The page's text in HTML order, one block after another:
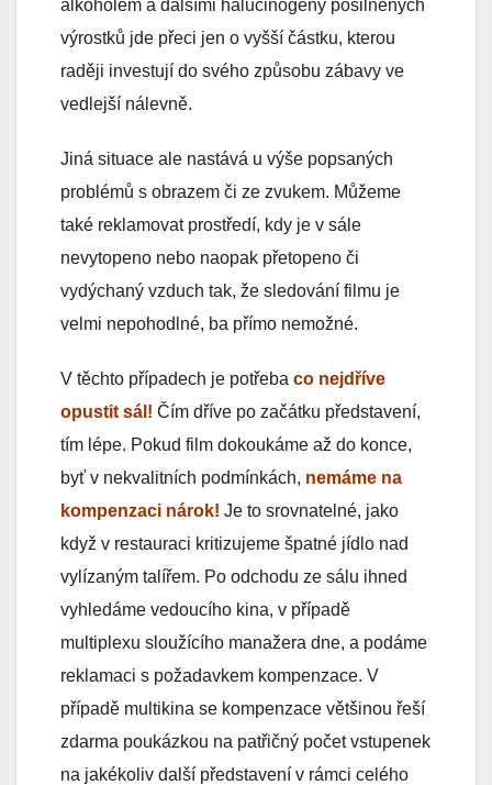
alkoholem a dalšími halucinogeny posilněných
výrostků jde přeci jen o vyšší částku, kterou
raději investují do svého způsobu zábavy ve
vedlejší nálevně.
Jiná situace ale nastává u výše popsaných
problémů s obrazem či ze zvukem. Můžeme
také reklamovat prostředí, kdy je v sále
nevytopeno nebo naopak přetopeno či
vydýchaný vzduch tak, že sledování filmu je
velmi nepohodlné, ba přímo nemožné.
V těchto případech je potřeba co nejdříve
opustit sál! Čím dříve po začátku představení,
tím lépe. Pokud film dokoukáme až do konce,
byť v nekvalitních podmínkách, nemáme na
kompenzaci nárok! Je to srovnatelné, jako
když v restauraci kritizujeme špatné jídlo nad
vylízaným talířem. Po odchodu ze sálu ihned
vyhledáme vedoucího kina, v případě
multiplexu sloužícího manažera dne, a podáme
reklamaci s požadavkem kompenzace. V
případě multikina se kompenzace většinou řeší
zdarma poukázkou na patřičný počet vstupenek
na jakékoliv další představení v rámci celého